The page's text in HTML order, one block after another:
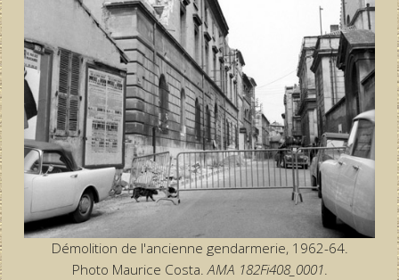
Démolition de l'ancienne gendarmerie, 1962-64.
Photo Maurice Costa.AMA 182Fi408_0001.